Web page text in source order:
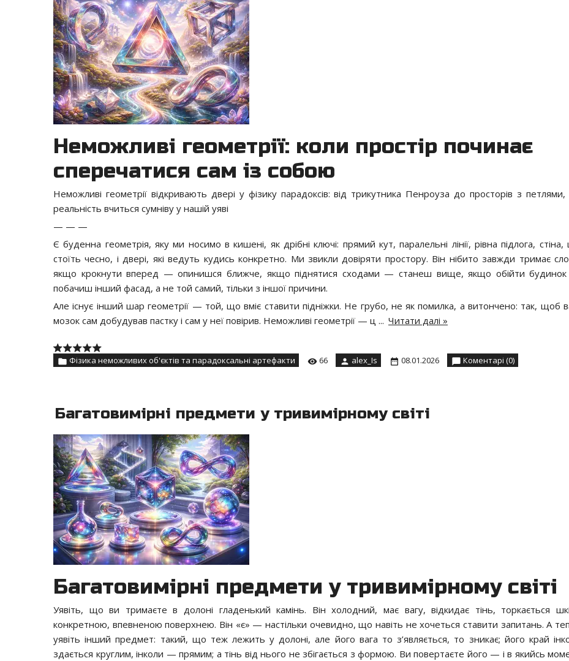
Неможливі геометрії: коли простір починає
сперечатися сам із собою
Неможливі геометрії відкривають двері у фізику парадоксів: від трикутника Пенроуза до просторів з
реальність вчиться сумніву у нашій уяві
— — —
Є буденна геометрія, яку ми носимо в кишені, як дрібні ключі: прямий кут, паралельні лінії, рівна підлога,
стоїть чесно, і двері, які ведуть кудись конкретно. Ми звикли довіряти простору. Він нібито завжди тримає
якщо крокнути вперед — опинишся ближче, якщо піднятися сходами — станеш вище, якщо обійти
побачиш інший фасад, а не той самий, тільки з іншої причини.
Але існує інший шар геометрії — той, що вміє ставити підніжки. Не грубо, не як помилка, а витончено: так, щоб
мозок сам добудував пастку і сам у неї повірив. Неможливі геометрії — ц ... Читати далі »
Фізика неможливих об'єктів та парадоксальні артефакти 66 alex_Is 08.01.2026 Коментарі (0)
Багатовимірні предмети у тривимірному світі
Багатовимірні предмети у тривимірному світі
Уявіть, що ви тримаєте в долоні гладенький камінь. Він холодний, має вагу, відкидає тінь, торкається
конкретною, впевненою поверхнею. Він «є» — настільки очевидно, що навіть не хочеться ставити запитань. А
уявіть інший предмет: такий, що теж лежить у долоні, але його вага то з’являється, то зникає; його край
здається круглим, інколи — прямим; а тінь від нього не збігається з формою. Ви повертаєте його — і в якийсь